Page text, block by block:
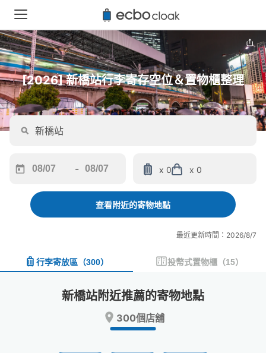
[2026] 新橋站行李寄存空位＆置物櫃整理
forward
interact
and
-
backward
interact
and
a
date.
Press
x 0 x 0
查看附近的寄物地點
最近更新時間：2026/8/7
行李寄放區 （300） 投幣式置物櫃 （15）
新橋站附近推薦的寄物地點
300個店舖